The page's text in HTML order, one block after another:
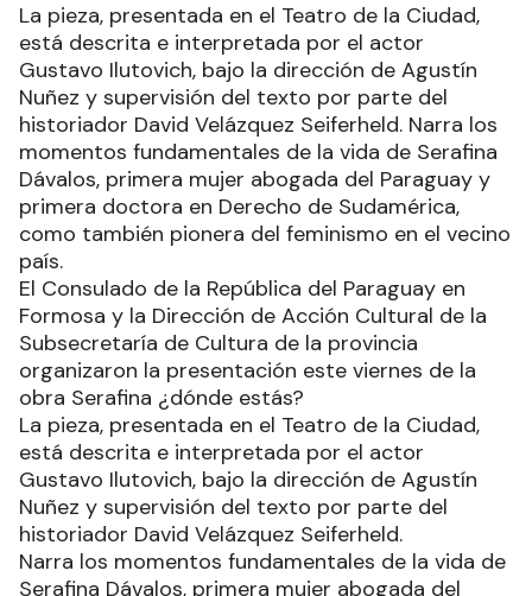
La pieza, presentada en el Teatro de la Ciudad,
está descrita e interpretada por el actor
Gustavo Ilutovich, bajo la dirección de Agustín
Nuñez y supervisión del texto por parte del
historiador David Velázquez Seiferheld. Narra los
momentos fundamentales de la vida de Serafina
Dávalos, primera mujer abogada del Paraguay y
primera doctora en Derecho de Sudamérica,
como también pionera del feminismo en el vecino
país.
El Consulado de la República del Paraguay en
Formosa y la Dirección de Acción Cultural de la
Subsecretaría de Cultura de la provincia
organizaron la presentación este viernes de la
obra Serafina ¿dónde estás?
La pieza, presentada en el Teatro de la Ciudad,
está descrita e interpretada por el actor
Gustavo Ilutovich, bajo la dirección de Agustín
Nuñez y supervisión del texto por parte del
historiador David Velázquez Seiferheld.
Narra los momentos fundamentales de la vida de
Serafina Dávalos, primera mujer abogada del